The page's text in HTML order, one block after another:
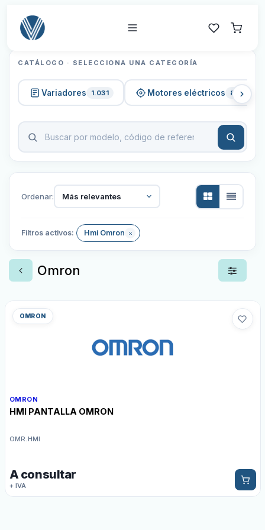
CATÁLOGO · SELECCIONA UNA CATEGORÍA
Variadores 1.031 Motores eléctricos 820
Ordenar: Más relevantes
Filtros activos: Hmi Omron
Omron
OMRON
OMRON
HMI PANTALLA OMRON
OMR.HMI
A consultar
+ IVA